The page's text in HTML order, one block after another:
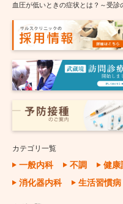
血圧が低いときの症状とは？～受
カテゴリ一覧
一般内科 不調 健康
消化器内科
生活習慣病